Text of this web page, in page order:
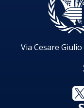
Via Cesare